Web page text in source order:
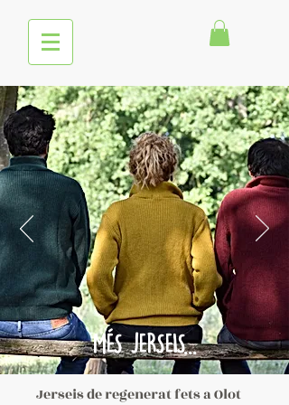
MÉS JERSEIS...
Jerseis de regenerat fets a Olot